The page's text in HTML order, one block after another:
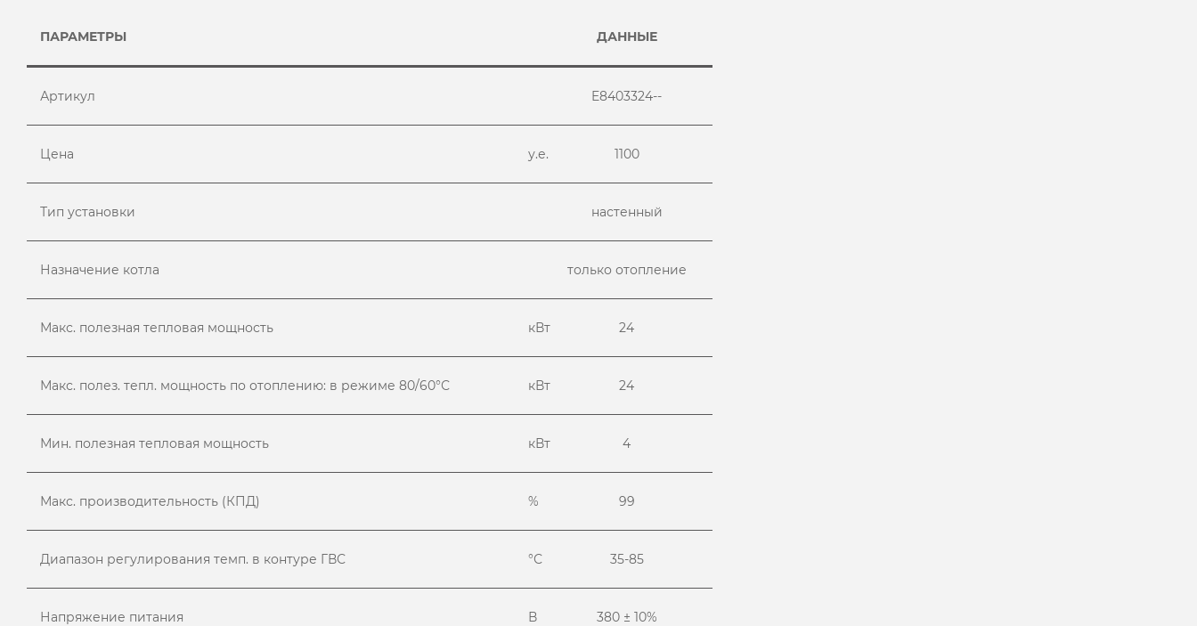
ПАРАМЕТРЫ ДАННЫЕ
Артикул E8403324--
Цена у.е. 1100
Тип установки настенный
Назначение котла только отопление
Макс. полезная тепловая мощность кВт 24
Макс. полез. тепл. мощность по отоплению: в режиме 80/60°С кВт 24
Мин. полезная тепловая мощность кВт 4
Макс. производительность (КПД) % 99
Диапазон регулирования темп. в контуре ГВС °С 35-85
Напряжение питания В 380 ± 10%